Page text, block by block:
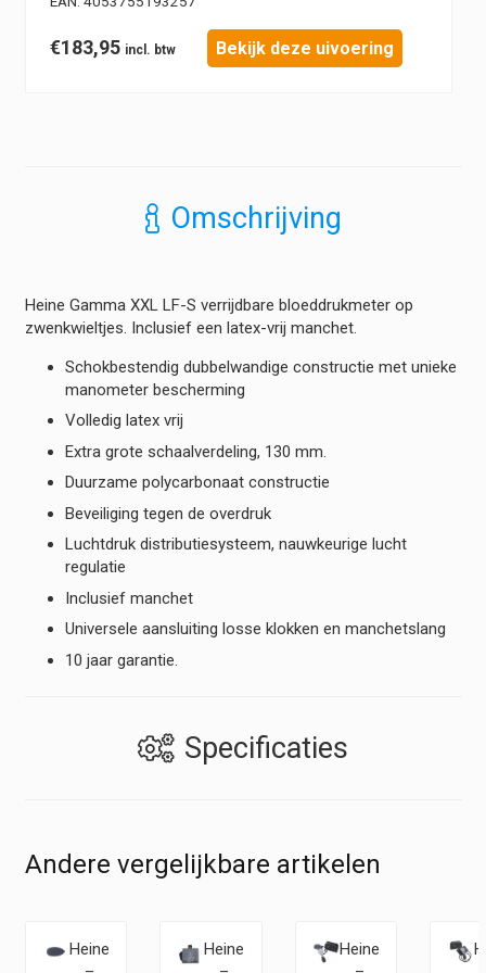
€183,95 Bekijk deze uivoering
Omschrijving
Heine Gamma XXL LF-S verrijdbare bloeddrukmeter op
zwenkwieltjes. Inclusief een latex-vrij manchet.
Schokbestendig dubbelwandige constructie met unieke
manometer bescherming
Volledig latex vrij
Extra grote schaalverdeling, 130 mm.
Duurzame polycarbonaat constructie
Beveiliging tegen de overdruk
Luchtdruk distributiesysteem, nauwkeurige lucht
regulatie
Inclusief manchet
Universele aansluiting losse klokken en manchetslang
10 jaar garantie.
Specificaties
Andere vergelijkbare artikelen
Heine
Heine
Heine